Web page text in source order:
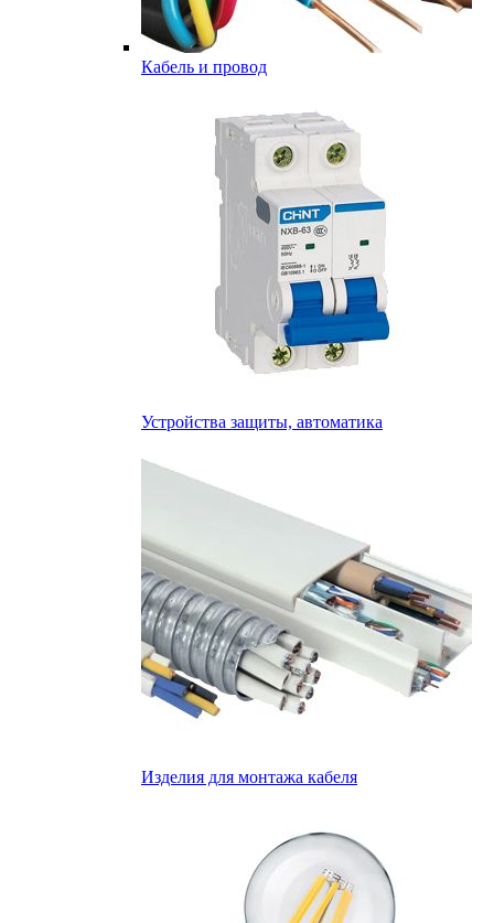
Кабель и провод
Устройства защиты, автоматика
Изделия для монтажа кабеля